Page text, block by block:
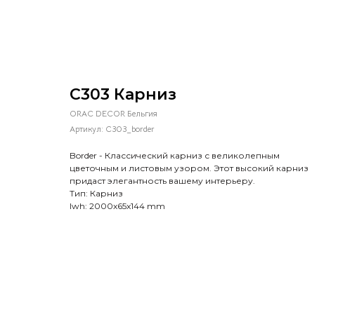
C303 Карниз
ORAC DECOR Бельгия
Артикул: C303_border
Border - Классический карниз с великолепным
цветочным и листовым узором. Этот высокий карниз
придаст элегантность вашему интерьеру.
Тип: Карниз
lwh: 2000x65x144 mm